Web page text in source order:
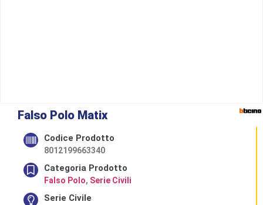
Falso Polo Matix
Codice Prodotto
8012199663340
Categoria Prodotto
Falso Polo, Serie Civili
Serie Civile